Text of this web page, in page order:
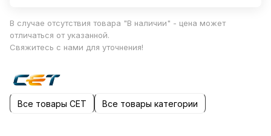
В случае отсутствия товара "В наличии" - цена может
отличаться от указанной.
Свяжитесь с нами для уточнения!
Все товары CET Все товары категории